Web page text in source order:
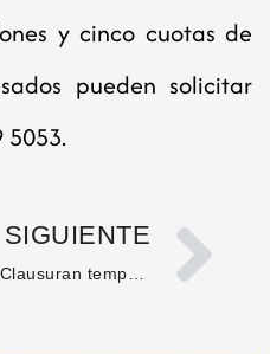
y cinco cuotas de
pueden solicitar
5053.
SIGUIENTE